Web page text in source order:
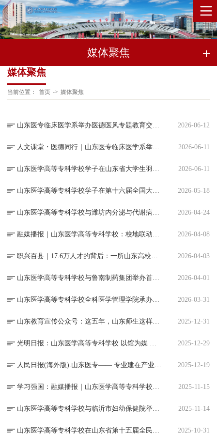
媒体聚焦
媒体聚焦
当前位置： 首页 -> 媒体聚焦
山东医专临床医学系举办医德医风专题教育交流活动 2026-06-12
人文课堂・医德同行｜山东医专临床医学系举办医德医风专题教育交流活动 2026-06-11
山东医学高等专科学校学子在山东省大学生羽毛球锦标赛上斩获佳绩 2026-06-11
山东医学高等专科学校学子在第十六届全国大学生市场调查与分析大赛专科组总决赛中斩获佳绩 2026-05-18
山东医学高等专科学校与潍坊内分泌与代谢病医院举行共建临床学院签约揭牌仪式 2026-04-24
融媒播报｜山东医学高等专科学校：校地联动精准赋能 打通乡医培训“最后一公里” 2026-04-08
职兴百县｜17.6万人才的背后：一所山东高校与基层卫生的“双向奔赴” 2026-04-03
山东医学高等专科学校与鲁南制药集团举办首次学术活动 2026-04-01
山东医学高等专科学校全科医学管理学院承办2026年琅琊全科医学论坛 2026-03-31
山东教育宣传公众号：这五年，山东师生这样看⑥虚拟仿真，让医学生敢说“我再练一次” 2025-12-31
光明日报：山东医学高等专科学校 以馆为媒 开拓美育浸润式教学新实践 2025-12-29
人民日报(海外版):山东医专—— 专业建在产业上 人才育在实践中 2025-12-19
学习强国：融媒播报｜山东医学高等专科学校与临沂市妇幼保健院共建临床学院 2025-11-15
山东医学高等专科学校与临沂市妇幼保健院举行共建临床学院签约揭牌仪式 2025-11-14
山东医学高等专科学校在山东省第十五届全民健身运动会“连胜杯”健步球比赛中获奖 2025-10-31